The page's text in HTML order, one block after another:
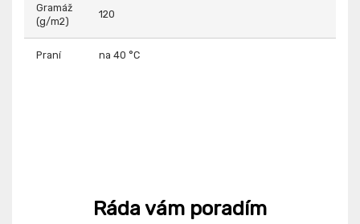
Gramáž
(g/m2)
120
Praní na 40 °C
Ráda vám poradím